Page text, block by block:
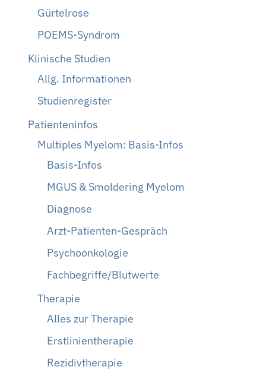
Gürtelrose
POEMS-Syndrom
Klinische Studien
Allg. Informationen
Studienregister
Patienteninfos
Multiples Myelom: Basis-Infos
Basis-Infos
MGUS & Smoldering Myelom
Diagnose
Arzt-Patienten-Gespräch
Psychoonkologie
Fachbegriffe/Blutwerte
Therapie
Alles zur Therapie
Erstlinientherapie
Rezidivtherapie